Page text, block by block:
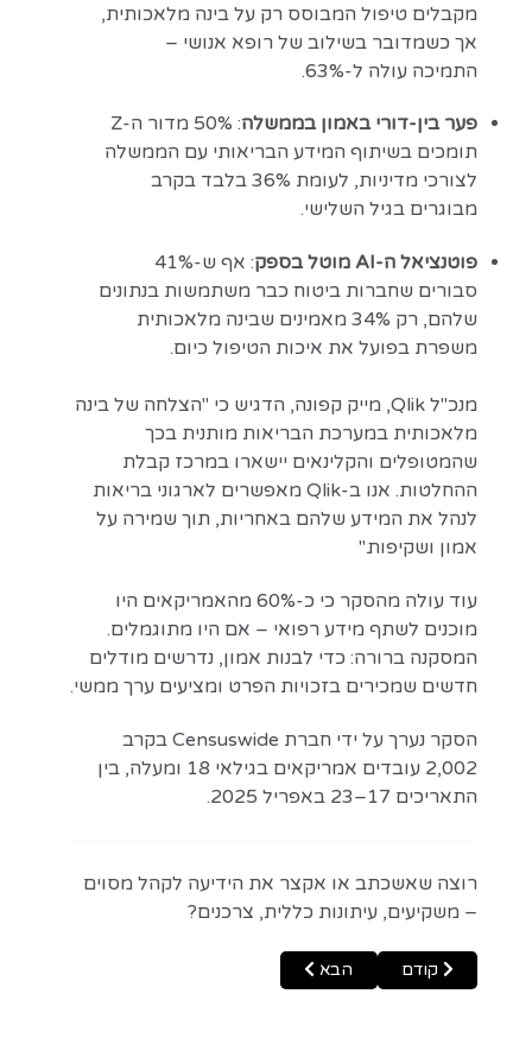
מקבלים טיפול המבוסס רק על בינה מלאכותית,
אך כשמדובר בשילוב של רופא אנושי –
התמיכה עולה ל-63%.
פער בין-דורי באמון בממשלה
: 50% מדור ה-Z
תומכים בשיתוף המידע הבריאותי עם הממשלה
לצורכי מדיניות, לעומת 36% בלבד בקרב
מבוגרים בגיל השלישי.
פוטנציאל ה-AI מוטל בספק
: אף ש-41%
סבורים שחברות ביטוח כבר משתמשות בנתונים
שלהם, רק 34% מאמינים שבינה מלאכותית
משפרת בפועל את איכות הטיפול כיום.
מנכ"ל Qlik, מייק קפונה, הדגיש כי "הצלחה של בינה
מלאכותית במערכת הבריאות מותנית בכך
שהמטופלים והקלינאים יישארו במרכז קבלת
ההחלטות. אנו ב-Qlik מאפשרים לארגוני בריאות
לנהל את המידע שלהם באחריות, תוך שמירה על
אמון ושקיפות."
עוד עולה מהסקר כי כ-60% מהאמריקאים היו
מוכנים לשתף מידע רפואי – אם היו מתוגמלים.
המסקנה ברורה: כדי לבנות אמון, נדרשים מודלים
חדשים שמכירים בזכויות הפרט ומציעים ערך ממשי.
הסקר נערך על ידי חברת Censuswide בקרב
2,002 עובדים אמריקאים בגילאי 18 ומעלה, בין
התאריכים 17–23 באפריל 2025.
רוצה שאשכתב או אקצר את הידיעה לקהל מסוים
– משקיעים, עיתונות כללית, צרכנים?
Previous article: Qlik משיקה את Trust Score for AI בענן Qlik Talend: מהפכה באמון בנתונים עבור בינה מלאכותית
קודם Next article: קליק מאיצה את המעבר לענן עם כלי חדש להגירת אנליטיקה
הבא